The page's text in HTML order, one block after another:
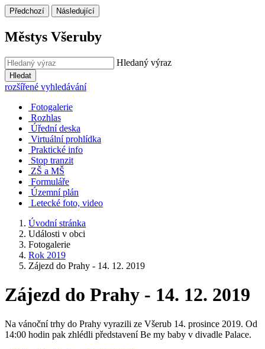
Předchozí Následující
Městys Všeruby
Hledaný výraz
Hledat
rozšířené vyhledávání
Fotogalerie
Rozhlas
Úřední deska
Virtuální prohlídka
Praktické info
Stop tranzit
ZŠ a MŠ
Formuláře
Územní plán
Letecké foto, video
Úvodní stránka
Události v obci
Fotogalerie
Rok 2019
Zájezd do Prahy - 14. 12. 2019
Zájezd do Prahy - 14. 12. 2019
Na vánoční trhy do Prahy vyrazili ze Všerub 14. prosince 2019. Od
14:00 hodin pak zhlédli představení Be my baby v divadle Palace.